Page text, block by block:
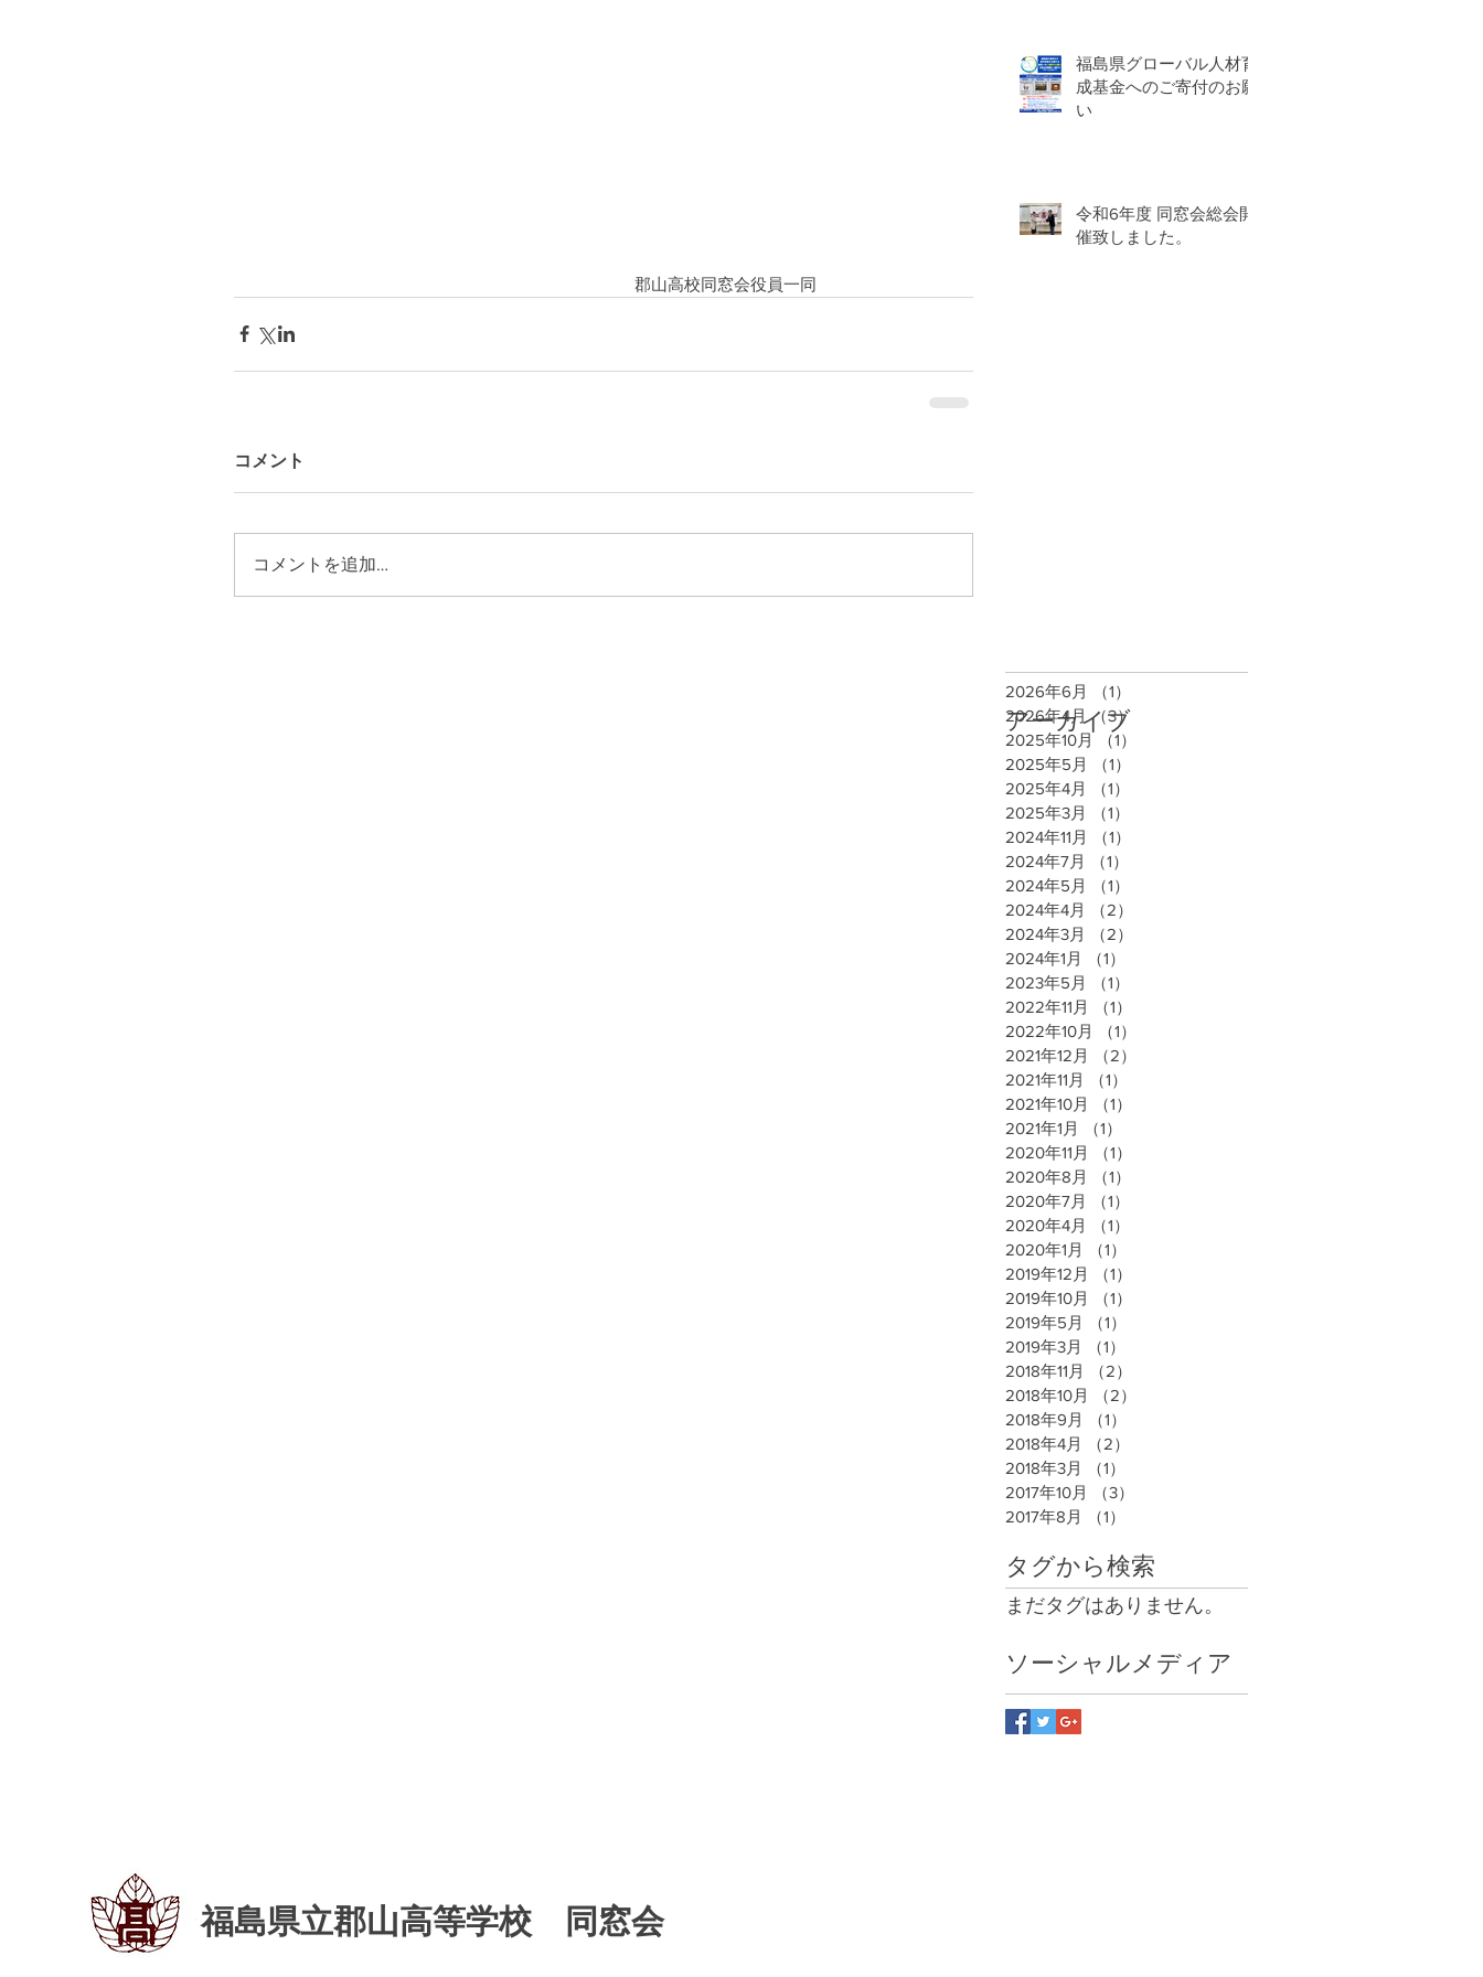
郡山高校同窓会役員一同
コメント
コメントを追加…
福島県グローバル人材育
成基金へのご寄付のお願
い
令和6年度 同窓会総会開
催致しました。
アーカイブ
2026年6月 （1）
2026年4月 （3）
2025年10月
（1）
2025年5月
（1）
2025年4月
（1）
2025年3月
（1）
2024年11月
（1）
2024年7月
（1）
2024年5月
（1）
2024年4月
（2）
2024年3月
（2）
2024年1月
（1）
2023年5月
（1）
2022年11月
（1）
2022年10月
（1）
2021年12月
（2）
2021年11月
（1）
2021年10月
（1）
2021年1月
（1）
2020年11月
（1）
2020年8月
（1）
2020年7月
（1）
2020年4月
（1）
2020年1月
（1）
2019年12月
（1）
2019年10月
（1）
2019年5月
（1）
2019年3月
（1）
2018年11月
（2）
2018年10月
（2）
2018年9月
（1）
2018年4月
（2）
2018年3月
（1）
2017年10月
（3）
2017年8月
（1）
タグから検索
まだタグはありません。
ソーシャルメディア
福島県立郡山高等学校 同窓会